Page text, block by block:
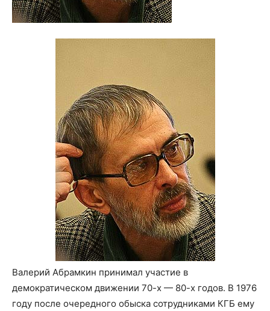
Валерий Абрамкин принимал участие в
демократическом движении 70-х — 80-х годов. В 1976
году после очередного обыска сотрудниками КГБ ему